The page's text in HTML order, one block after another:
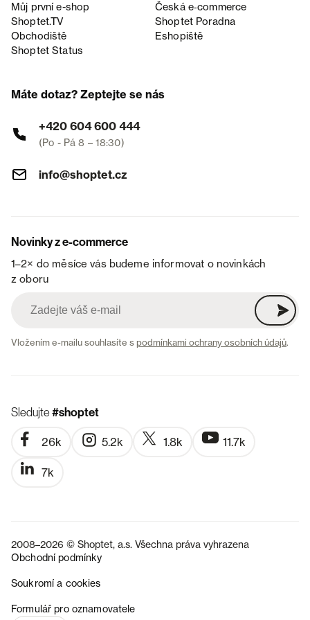
Můj první e-shop
Česká e‑commerce
Shoptet.TV
Shoptet Poradna
Obchodiště
Eshopiště
Shoptet Status
Máte dotaz? Zeptejte se nás
+420 604 600 444
(Po - Pá 8 – 18:30)
info@shoptet.cz
Novinky z e-commerce
1–2× do měsíce vás budeme informovat o novinkách
z oboru
Vložením e-mailu souhlasíte spodmínkami ochrany osobních údajů.
Sledujte#shoptet
26k 5.2k 1.8k 11.7k
7k
2008–2026 © Shoptet, a.s. Všechna práva vyhrazena
Obchodní podmínky
Soukromí a cookies
Formulář pro oznamovatele